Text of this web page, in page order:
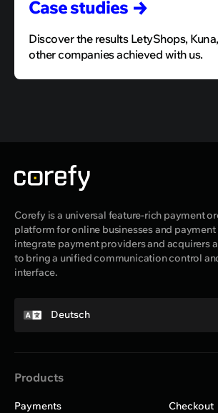
Casestudies
Discover the results LetyShops,
other companies achieved with us.
Corefy is a universal feature-rich payment
platform for online businesses and
integrate payment providers and acquirers
to bring a unified communication control
interface.
Products
Payments
Checkout
Deutsch